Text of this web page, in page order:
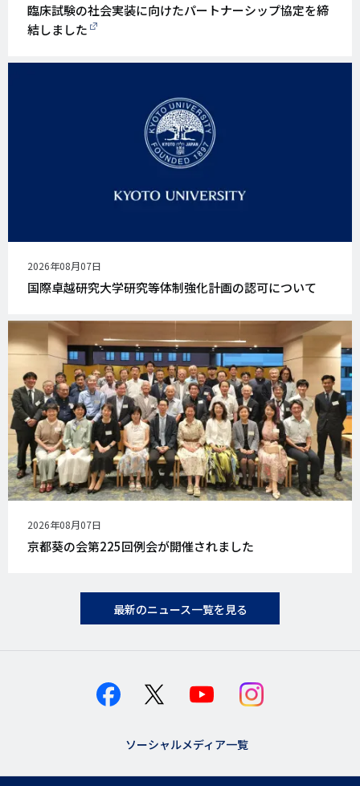
臨床試験の社会実装に向けたパートナーシップ協定を締
結しました
公
開
日
2026年08月07日
国際卓越研究大学研究等体制強化計画の認可について
公
開
日
2026年08月07日
京都葵の会第225回例会が開催されました
最新のニュース一覧を見る
ソーシャルメディア一覧